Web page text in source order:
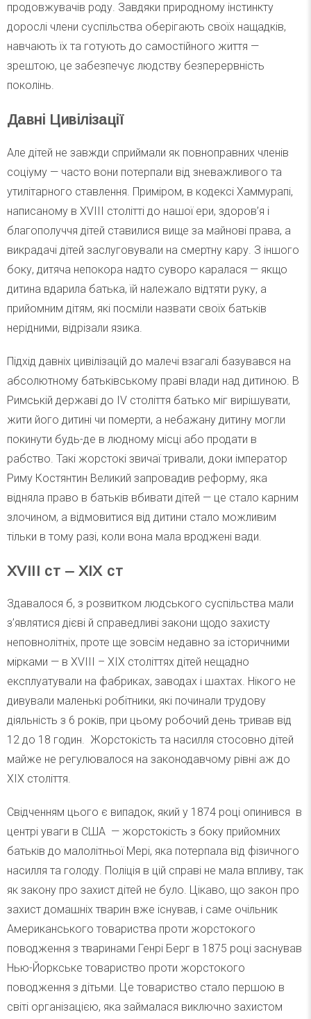
продовжувачів роду. Завдяки природному інстинкту
дорослі члени суспільства оберігають своїх нащадків,
навчають їх та готують до самостійного життя —
зрештою, це забезпечує людству безперервність
поколінь.
Давні Цивілізації
Але дітей не завжди сприймали як повноправних членів
соціуму — часто вони потерпали від зневажливого та
утилітарного ставлення. Приміром, в кодексі Хаммурапі,
написаному в XVIII столітті до нашої ери, здоров’я і
благополуччя дітей ставилися вище за майнові права, а
викрадачі дітей заслуговували на смертну кару. З іншого
боку, дитяча непокора надто суворо каралася — якщо
дитина вдарила батька, їй належало відтяти руку, а
прийомним дітям, які посміли назвати своїх батьків
нерідними, відрізали язика.
Підхід давніх цивілізацій до малечі взагалі базувався на
абсолютному батьківському праві влади над дитиною. В
Римській державі до IV століття батько міг вирішувати,
жити його дитині чи померти, а небажану дитину могли
покинути будь-де в людному місці або продати в
рабство. Такі жорстокі звичаї тривали, доки імператор
Риму Костянтин Великий запровадив реформу, яка
відняла право в батьків вбивати дітей — це стало карним
злочином, а відмовитися від дитини стало можливим
тільки в тому разі, коли вона мала вроджені вади.
XVIII ст – XIX ст
Здавалося б, з розвитком людського суспільства мали
з’являтися дієві й справедливі закони щодо захисту
неповнолітніх, проте ще зовсім недавно за історичними
мірками — в XVIII – XIX століттях дітей нещадно
експлуатували на фабриках, заводах і шахтах. Нікого не
дивували маленькі робітники, які починали трудову
діяльність з 6 років, при цьому робочий день тривав від
12 до 18 годин. Жорстокість та насилля стосовно дітей
майже не регулювалося на законодавчому рівні аж до
XIX століття.
Свідченням цього є випадок, який у 1874 році опинився в
центрі уваги в США — жорстокість з боку прийомних
батьків до малолітньої Мері, яка потерпала від фізичного
насилля та голоду. Поліція в цій справі не мала впливу, так
як закону про захист дітей не було. Цікаво, що закон про
захист домашніх тварин вже існував, і саме очільник
Американського товариства проти жорстокого
поводження з тваринами Генрі Берг в 1875 році заснував
Нью-Йоркське товариство проти жорстокого
поводження з дітьми. Це товариство стало першою в
світі організацією, яка займалася виключно захистом